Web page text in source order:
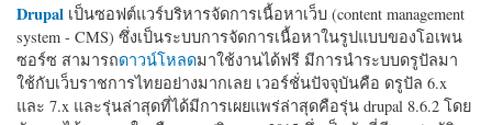
Drupal เป็นซอฟต์แวร์บริหารจัดการเนื้อหาเว็บ (content management
system - CMS) ซึ่งเป็นระบบการจัดการเนื้อหาในรูปแบบของโอเพน
ซอร์ซ สามารถดาวน์โหลดมาใช้งานได้ฟรี มีการนำระบบดรูปัลมา
ใช้กับเว็บราชการไทยอย่างมากเลย เวอร์ชั่นปัจจุบันคือ ดรูปัล 6.x
และ 7.x และรุ่นล่าสุดที่ได้มีการเผยแพร่ล่าสุดคือรุ่น drupal 8.6.2 โดย